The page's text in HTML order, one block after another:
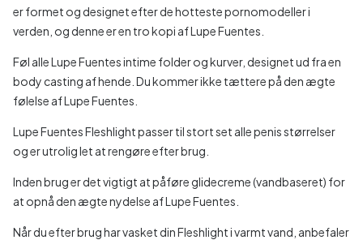
er formet og designet efter de hotteste pornomodeller i
verden, og denne er en tro kopi af Lupe Fuentes.
Føl alle Lupe Fuentes intime folder og kurver, designet ud fra en
body casting af hende. Du kommer ikke tættere på den ægte
følelse af Lupe Fuentes.
Lupe Fuentes Fleshlight passer til stort set alle penis størrelser
og er utrolig let at rengøre efter brug.
Inden brug er det vigtigt at påføre glidecreme (vandbaseret) for
at opnå den ægte nydelse af Lupe Fuentes.
Når du efter brug har vasket din Fleshlight i varmt vand, anbefaler